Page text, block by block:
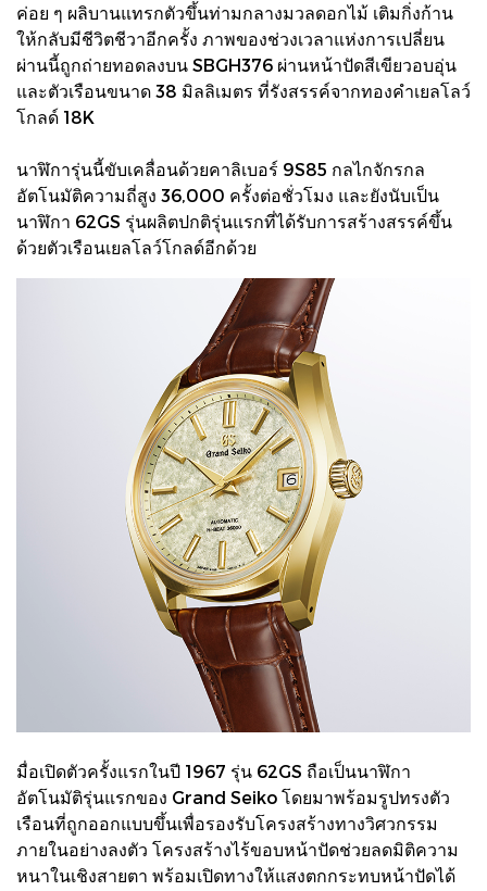
ค่อย ๆ ผลิบานแทรกตัวขึ้นท่ามกลางมวลดอกไม้ เติมกิ่งก้าน
ให้กลับมีชีวิตชีวาอีกครั้ง ภาพของช่วงเวลาแห่งการเปลี่ยน
ผ่านนี้ถูกถ่ายทอดลงบน SBGH376 ผ่านหน้าปัดสีเขียวอบอุ่น
และตัวเรือนขนาด 38 มิลลิเมตร ที่รังสรรค์จากทองคำเยลโลว์
โกลด์ 18K
นาฬิการุ่นนี้ขับเคลื่อนด้วยคาลิเบอร์ 9S85 กลไกจักรกล
อัตโนมัติความถี่สูง 36,000 ครั้งต่อชั่วโมง และยังนับเป็น
นาฬิกา 62GS รุ่นผลิตปกติรุ่นแรกที่ได้รับการสร้างสรรค์ขึ้น
ด้วยตัวเรือนเยลโลว์โกลด์อีกด้วย
มื่อเปิดตัวครั้งแรกในปี 1967 รุ่น 62GS ถือเป็นนาฬิกา
อัตโนมัติรุ่นแรกของ Grand Seiko โดยมาพร้อมรูปทรงตัว
เรือนที่ถูกออกแบบขึ้นเพื่อรองรับโครงสร้างทางวิศวกรรม
ภายในอย่างลงตัว โครงสร้างไร้ขอบหน้าปัดช่วยลดมิติความ
หนาในเชิงสายตา พร้อมเปิดทางให้แสงตกกระทบหน้าปัดได้